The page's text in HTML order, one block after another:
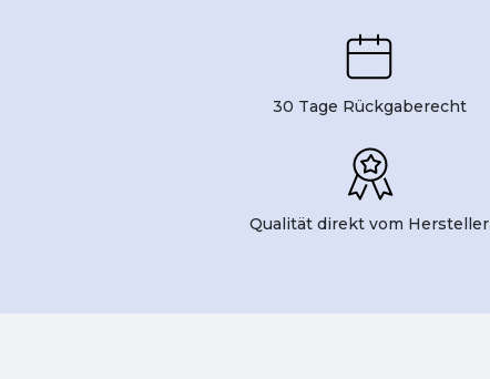
30 Tage Rückgaberecht
Qualität direkt vom Hersteller